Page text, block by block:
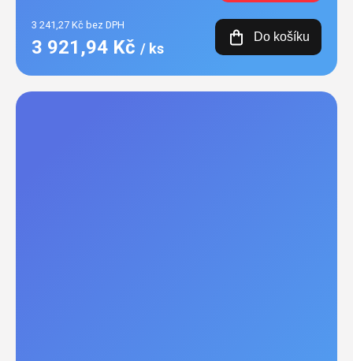
3 241,27 Kč bez DPH
3 921,94 Kč / ks
Do košíku